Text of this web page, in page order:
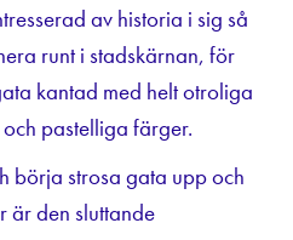
av historia i sig så
runt i stadskärnan, för
kantad med helt otroliga
pastelliga färger.
börja strosa gata upp och
är den sluttande